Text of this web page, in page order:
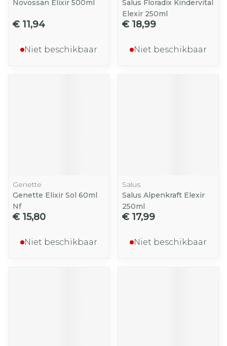
Novossan Elixir 500ml
€ 11,94
Niet beschikbaar
Salus Floradix Kindervital
Elexir 250ml
€ 18,99
Niet beschikbaar
Genette
Genette Elixir Sol 60ml
Nf
€ 15,80
Niet beschikbaar
Salus
Salus Alpenkraft Elexir
250ml
€ 17,99
Niet beschikbaar